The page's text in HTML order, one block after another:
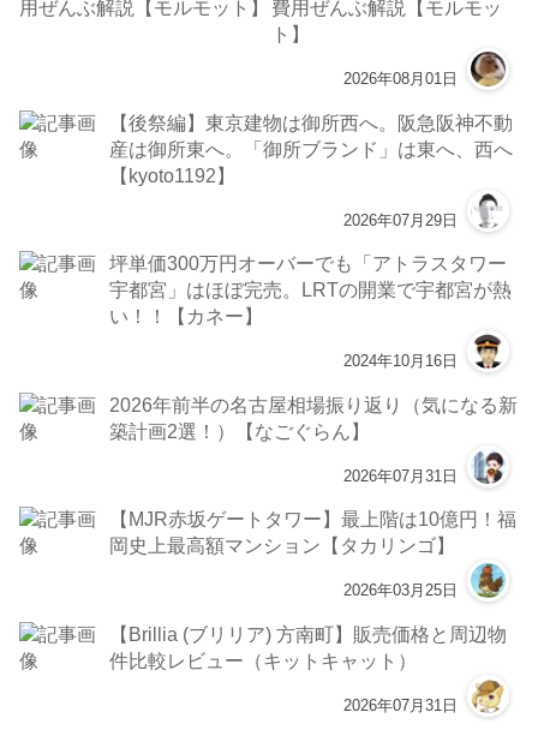
費用ぜんぶ解説【モルモッ
ト】
2026年08月01日
【後祭編】東京建物は御所西へ。阪急阪神不動
産は御所東へ。「御所ブランド」は東へ、西へ
【kyoto1192】
2026年07月29日
坪単価300万円オーバーでも「アトラスタワー
宇都宮」はほぼ完売。LRTの開業で宇都宮が熱
い！！【カネー】
2024年10月16日
2026年前半の名古屋相場振り返り（気になる新
築計画2選！）【なごぐらん】
2026年07月31日
【MJR赤坂ゲートタワー】最上階は10億円！福
岡史上最高額マンション【タカリンゴ】
2026年03月25日
【Brillia (ブリリア) 方南町】販売価格と周辺物
件比較レビュー（キットキャット）
2026年07月31日